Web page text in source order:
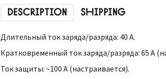
DESCRIPTION SHIPPING
Длительный ток заряда/разряда: 40 А.
Кратковременный ток заряда/разряда: 65 А
Ток защиты: ~100 А (настраивается).